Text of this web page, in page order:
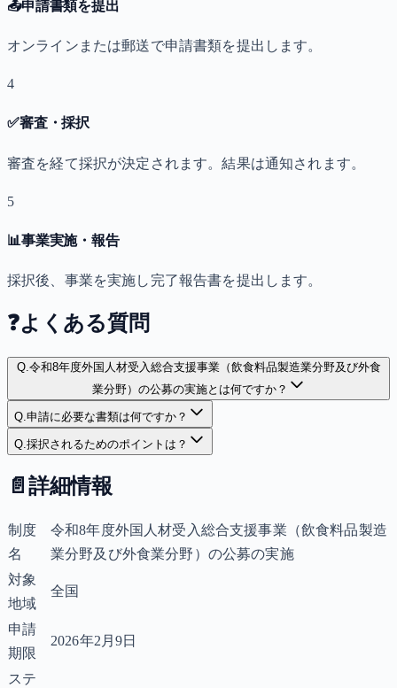
📤申請書類を提出
オンラインまたは郵送で申請書類を提出します。
4
✅審査・採択
審査を経て採択が決定されます。結果は通知されます。
5
📊事業実施・報告
採択後、事業を実施し完了報告書を提出します。
❓よくある質問
Q.令和8年度外国人材受入総合支援事業（飲食料品製造業分野及び外食
業分野）の公募の実施とは何ですか？
Q.申請に必要な書類は何ですか？
Q.採択されるためのポイントは？
📄 詳細情報
制度
名
令和8年度外国人材受入総合支援事業（飲食料品製造
業分野及び外食業分野）の公募の実施
対象
地域
全国
申請
期限
2026年2月9日
ステ